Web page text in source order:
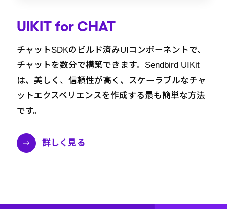
UIKIT for CHAT
チャットSDKのビルド済みUIコンポーネントで、
チャットを数分で構築できます。Sendbird UIKit
は、美しく、信頼性が高く、スケーラブルなチャ
ットエクスペリエンスを作成する最も簡単な方法
です。
詳しく見る